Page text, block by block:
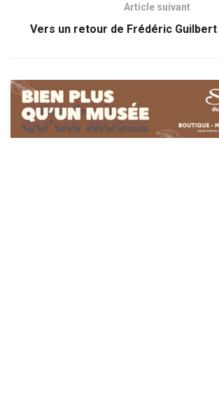
Article suivant
Vers un retour de Frédéric Guilbert